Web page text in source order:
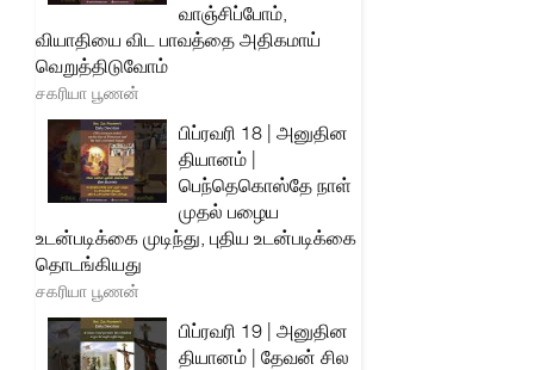
வாஞ்சிப்போம்,
வியாதியை விட பாவத்தை அதிகமாய்
வெறுத்திடுவோம்
சகரியா பூணன்
பிப்ரவரி 18 | அனுதின
தியானம் |
பெந்தெகொஸ்தே நாள்
முதல் பழைய
உடன்படிக்கை முடிந்து, புதிய உடன்படிக்கை
தொடங்கியது
சகரியா பூணன்
பிப்ரவரி 19 | அனுதின
தியானம் | தேவன் சில